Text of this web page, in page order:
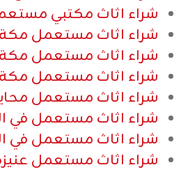
شراء اثاث مكتبي
شراء اثاث مستعمل
شراء اثاث مستعمل مكة
شراء اثاث مستعمل مكة
شراء اثاث مستعمل
شراء اثاث مستعمل في
شراء اثاث مستعمل في
شراء اثاث مستعمل